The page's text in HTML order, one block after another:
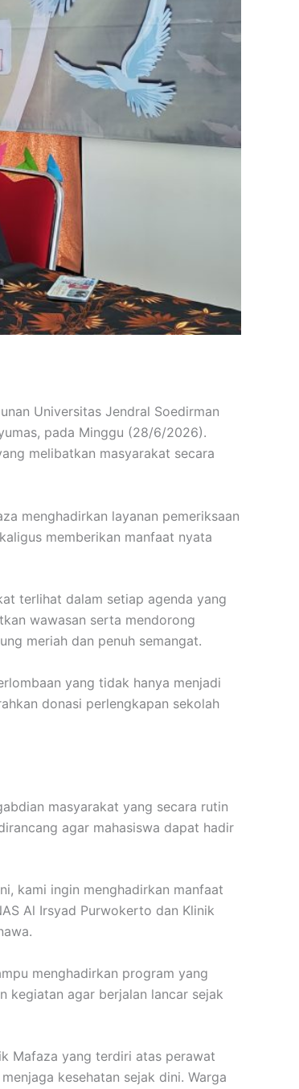
Universitas Jendral Soedirman
pada Minggu (28/6/2026).
melibatkan masyarakat secara
menghadirkan layanan pemeriksaan
memberikan manfaat nyata
terlihat dalam setiap agenda yang
wawasan serta mendorong
meriah dan penuh semangat.
yang tidak hanya menjadi
donasi perlengkapan sekolah
masyarakat yang secara rutin
agar mahasiswa dapat hadir
kami ingin menghadirkan manfaat
Al Irsyad Purwokerto dan Klinik
menghadirkan program yang
kegiatan agar berjalan lancar sejak
Mafaza yang terdiri atas perawat
kesehatan sejak dini. Warga